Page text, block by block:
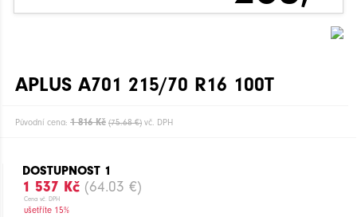
APLUS A701 215/70 R16 100T
Původní cena: 1 816 Kč (75.68 €) vč. DPH
DOSTUPNOST 1
1 537 Kč (64.03 €)
Cena vč. DPH
ušetříte 15%